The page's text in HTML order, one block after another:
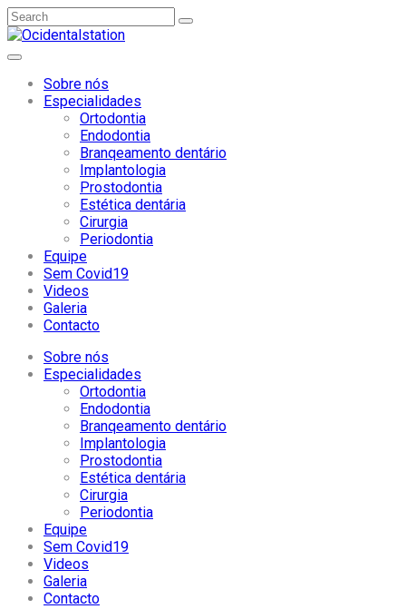
Sobre nós
Especialidades
Ortodontia
Endodontia
Branqeamento dentário
Implantologia
Prostodontia
Estética dentária
Cirurgia
Periodontia
Equipe
Sem Covid19
Videos
Galeria
Contacto
Sobre nós
Especialidades
Ortodontia
Endodontia
Branqeamento dentário
Implantologia
Prostodontia
Estética dentária
Cirurgia
Periodontia
Equipe
Sem Covid19
Videos
Galeria
Contacto